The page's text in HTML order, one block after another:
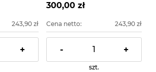
243,90 zł
+
300,00 zł
Cena netto: 243,90 zł
- +
szt.